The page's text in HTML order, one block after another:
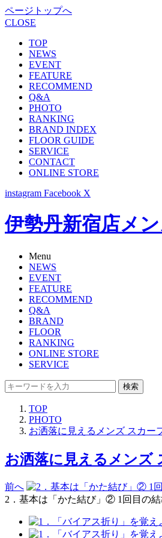
ページトップへ
CLOSE
TOP
NEWS
EVENT
FEATURE
RECOMMEND
Q&A
PHOTO
RANKING
BRAND INDEX
FLOOR GUIDE
SERVICE
CONTACT
ONLINE STORE
instagram Facebook X
伊勢丹新宿店メ
Menu
NEWS
EVENT
FEATURE
RECOMMEND
Q&A
BRAND
FLOOR
RANKING
ONLINE STORE
SERVICE
検索
TOP
PHOTO
お洒落に見えるメンズ スカー
お洒落に見えるメンズ
前へ
2．基本は「かた結び」② 1回目の